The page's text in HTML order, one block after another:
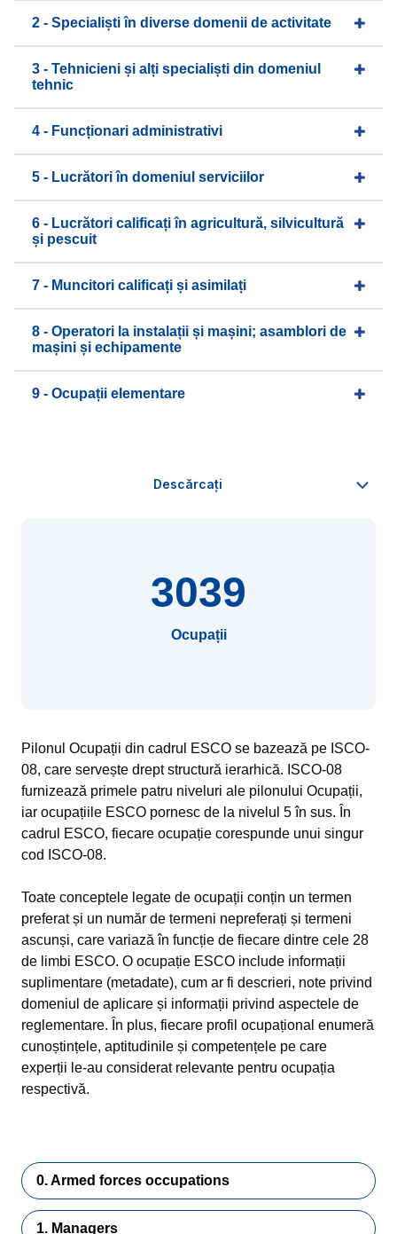
2 - Specialiști în diverse domenii de activitate
3 - Tehnicieni și alți specialiști din domeniul
tehnic
4 - Funcționari administrativi
5 - Lucrători în domeniul serviciilor
6 - Lucrători calificați în agricultură, silvicultură
și pescuit
7 - Muncitori calificați și asimilați
8 - Operatori la instalații și mașini; asamblori de
mașini și echipamente
9 - Ocupații elementare
3039
Ocupații
Pilonul Ocupații din cadrul ESCO se bazează pe ISCO-
08, care servește drept structură ierarhică. ISCO-08
furnizează primele patru niveluri ale pilonului Ocupații,
iar ocupațiile ESCO pornesc de la nivelul 5 în sus. În
cadrul ESCO, fiecare ocupație corespunde unui singur
cod ISCO-08.
Toate conceptele legate de ocupații conțin un termen
preferat și un număr de termeni nepreferați și termeni
ascunși, care variază în funcție de fiecare dintre cele 28
de limbi ESCO. O ocupație ESCO include informații
suplimentare (metadate), cum ar fi descrieri, note privind
domeniul de aplicare și informații privind aspectele de
reglementare. În plus, fiecare profil ocupațional enumeră
cunoștințele, aptitudinile și competențele pe care
experții le-au considerat relevante pentru ocupația
respectivă.
0. Armed forces occupations
1. Managers